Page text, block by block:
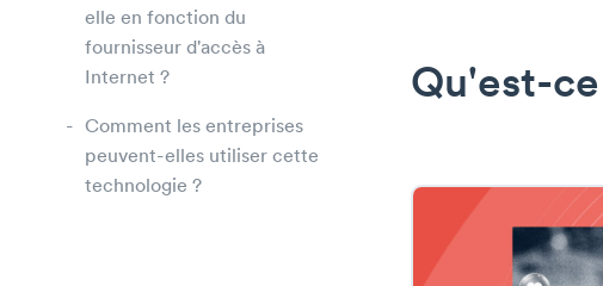
elle en fonction du
fournisseur d'accès à
Internet ?
Comment les entreprises
peuvent-elles utiliser cette
technologie ?
Qu'est-ce